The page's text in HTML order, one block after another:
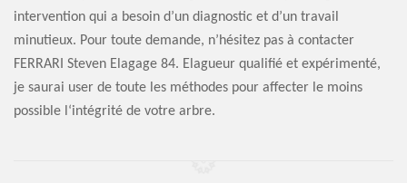
intervention qui a besoin d’un diagnostic et d’un travail
minutieux. Pour toute demande, n’hésitez pas à contacter
FERRARI Steven Elagage 84. Elagueur qualifié et expérimenté,
je saurai user de toute les méthodes pour affecter le moins
possible l‘intégrité de votre arbre.